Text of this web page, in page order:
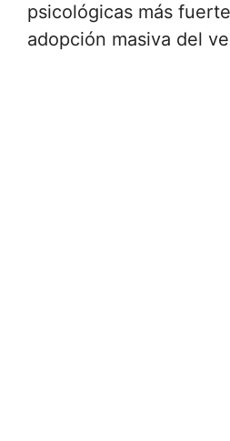
psicológicas más
adopción masiva del